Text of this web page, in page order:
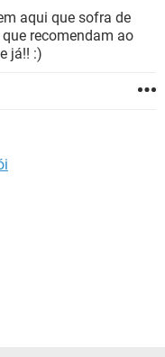
aqui que sofra de
recomendam ao
já!! :)